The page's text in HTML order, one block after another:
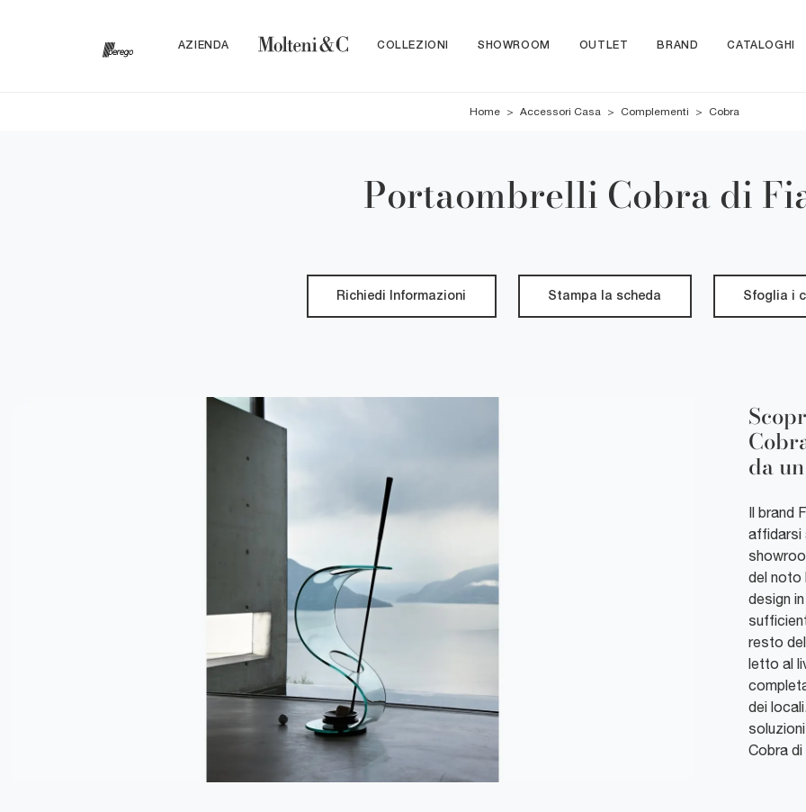
AZIENDA COLLEZIONI SHOWROOM OUTLET BRAND CATALOGHI
Home > Accessori Casa > Complementi > Cobra
Portaombrelli Cobra di
Richiedi Informazioni Stampa la scheda Sfoglia i
da
Il brand
affidarsi
del noto
design
resto
letto al
dei
Cobra